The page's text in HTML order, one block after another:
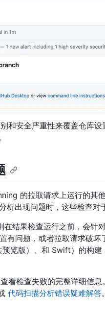
和安全严重性来覆盖仓库
的拉取请求上运行的其
出现问题时，这些检查对
结果检查运行之前，会针
有问题，或者拉取请求破坏
览版）、和 Swift）的构建
看检查失败的完整详细信
代码扫描分析错误疑难解答。